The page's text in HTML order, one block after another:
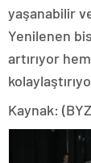
yaşanabilir
Yenilenen
artırıyor
Kaynak: